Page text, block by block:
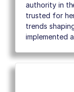
authority in
trusted for
trends
implemented